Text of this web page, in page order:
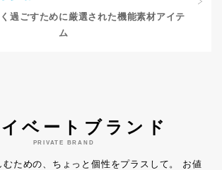
過ごすために厳選された機能素材アイテ
ム
ベートブランド
PRIVATE BRAND
ための、ちょっと個性をプラスして。
お値